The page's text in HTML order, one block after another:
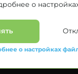
на данной странице,
их в качестве медицинских
и выбор методики лечения
врача! * Цены,
информация и не
на оказываемые
о
о настройках